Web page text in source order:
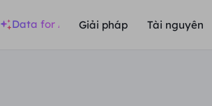
Data for AI Giải pháp Tài nguyên